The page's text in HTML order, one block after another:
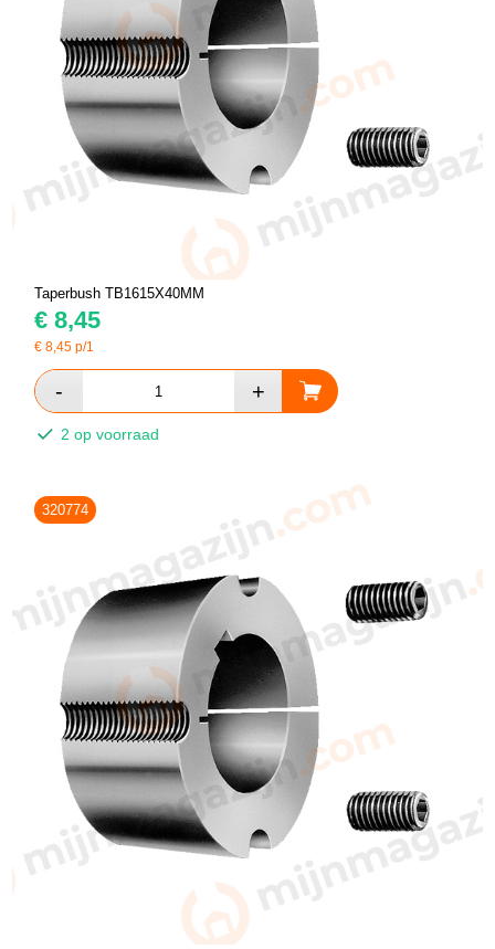
Taperbush TB1615X40MM
€ 8,45
€8,45 p/1
2 op voorraad
320774